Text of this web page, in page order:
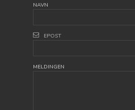
NAVN
EPOST
MELDINGEN